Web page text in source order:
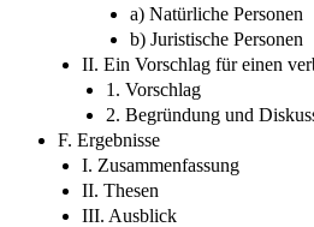
a) Natürliche Personen
b) Juristische Personen
II. Ein Vorschlag für einen
1. Vorschlag
2. Begründung und
F. Ergebnisse
I. Zusammenfassung
II. Thesen
III. Ausblick